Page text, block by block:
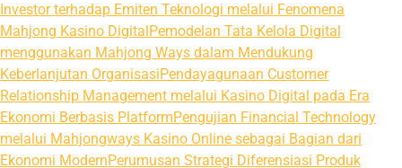
Investor terhadap Emiten Teknologi melalui Fenomena
Mahjong Kasino DigitalPemodelan Tata Kelola Digital
menggunakan Mahjong Ways dalam Mendukung
Keberlanjutan OrganisasiPendayagunaan Customer
Relationship Management melalui Kasino Digital pada Era
Ekonomi Berbasis PlatformPengujian Financial Technology
melalui Mahjongways Kasino Online sebagai Bagian dari
Ekonomi ModernPerumusan Strategi Diferensiasi Produk